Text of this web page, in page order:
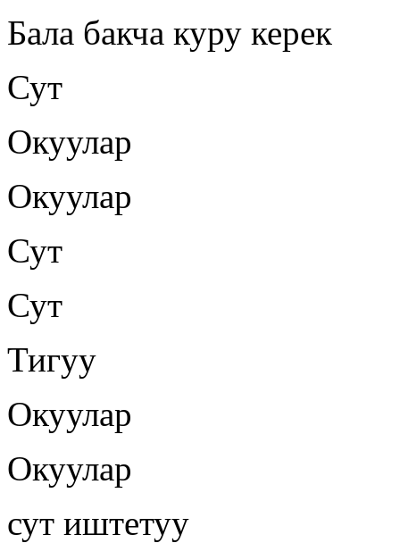
Бала бакча куру керек
Сут
Окуулар
Окуулар
Сут
Сут
Тигуу
Окуулар
Окуулар
сут иштетуу